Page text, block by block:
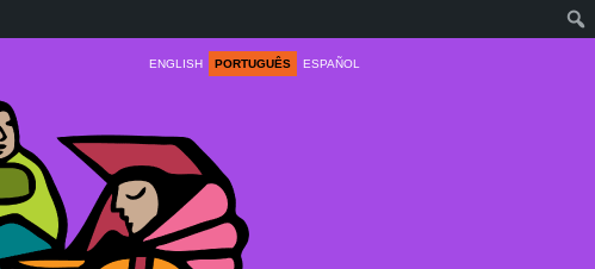
ENGLISH PORTUGUÊS ESPAÑOL